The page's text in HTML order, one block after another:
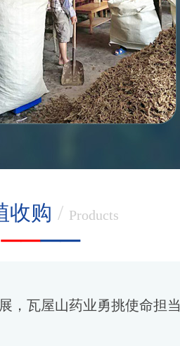
____
收购 / Products
，瓦屋山药业勇挑使命担当